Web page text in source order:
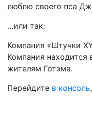
люблю своего пса
…или так:
Компания «Штучки
Компания находится
жителям Готэма.
Перейдите в консоль